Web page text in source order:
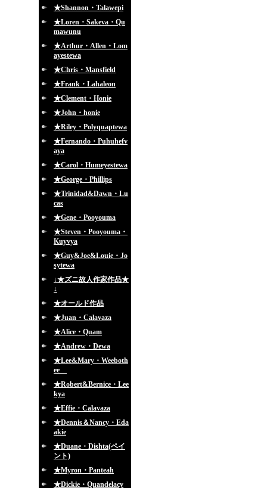
★Shannon・Talawepi
★Loren・Sakeva・Qu
mawunu
★Arthur・Allen・Lom
ayestewa
★Chris・Mansfield
★Frank・Lahaleon
★Clement・Honie
★John・honie
★Riley・Polyquaptewa
★Fernando・Puhuhefv
aya
★Carol・Humeyestewa
★George・Phillips
★Trinidad&Dawn・Lu
cas
★Gene・Pooyouma
★Steven・Pooyouma・
Kuyvya
★Guy&Joe&Louie・Jo
sytewa
↓★ズニ故人作家作品★
↓
★オールド作品
★Juan・Calavaza
★Alice・Quam
★Andrew・Dewa
★Lee&Mary・Weeboth
ee
★Robert&Bernice・Lee
kya
★Effie・Calavaza
★Dennis＆Nancy・Eda
akie
★Duane・Dishta(ペイ
ント)
★Myron・Panteah
★Dickie・Quandelacy